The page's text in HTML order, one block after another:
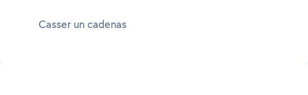
Casser un cadenas